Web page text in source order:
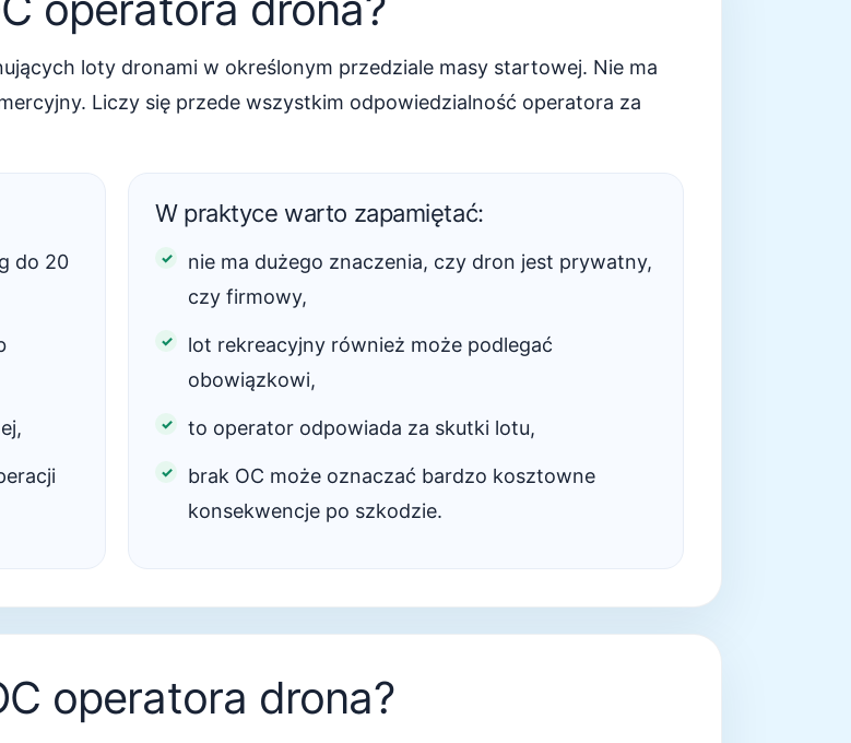
loty dronami w określonym przedziale masy startowej. Nie ma
Liczy się przede wszystkim odpowiedzialność operatora za
do 20
W praktyce warto zapamiętać:
nie ma dużego znaczenia, czy dron jest prywatny,
czy firmowy,
lot rekreacyjny również może podlegać
obowiązkowi,
to operator odpowiada za skutki lotu,
brak OC może oznaczać bardzo kosztowne
konsekwencje po szkodzie.
operatora drona?